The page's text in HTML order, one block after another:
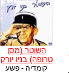
השוטר (מסן
טרופה) בניו יורק
קומדיה - פשע